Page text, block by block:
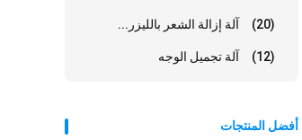
آلة إزالة الشعر بالليزر... (20)
آلة تجميل الوجه (12)
أفضل المنتجات